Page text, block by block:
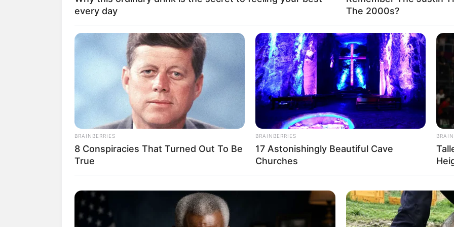
every day
The 2000s?
BRAINBERRIES
8 Conspiracies That Turned Out To Be
True
BRAINBERRIES
17 Astonishingly Beautiful Cave
Churches